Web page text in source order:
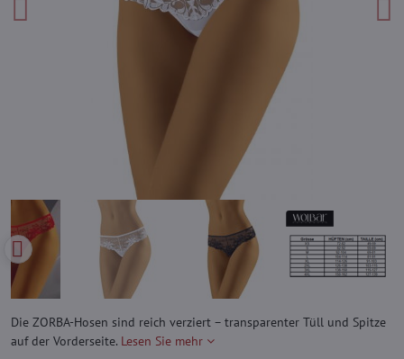
Die ZORBA-Hosen sind reich verziert – transparenter Tüll und Spitze
auf der Vorderseite. Lesen Sie mehr